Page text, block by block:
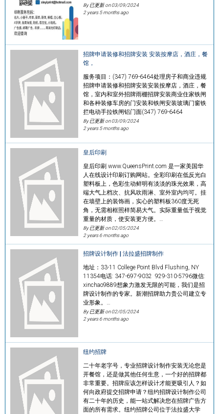
By 已更新 on03/09/2024
2 years 5 months ago
招牌申请装修和招牌安装 安装按摩店，酒庄，餐
馆，
服务项目：(347) 769-6464处理房子和商业违规
招牌申请装修和招牌安装安装按摩店，酒庄，餐
馆，室内和室外招牌雨棚招牌安装商业住家铁闸
和各种装修车房的门安装和铁闸安装玻璃门窗铁
拦电动手拉铁闸铝门面(347) 769-6464
By 已更新 on03/09/2024
2 years 5 months ago
皇后印刷
皇后印刷 www.QueensPrint.com 是一家美国华
人在线设计印刷订购网站。全彩印刷在低反光白
塑料板上，色彩生动鲜明有淡淡的珠光效果，高
端大气上档次、抗风吹雨淋、室外室内均可。挂
在墙壁上的装饰画，实心的塑料板360度无死
角，无需相框照样简易大气。实际重量低于视觉
重量的材质，使安装更方便。…
By 已更新 on02/05/2024
2 years 6 months ago
招牌设计制作 | 法拉盛招牌制作
地址：33-11 College Point Blvd Flushing, NY
11354电话: 347-697-9032 929-310-5796微信:
xinchao9889想象力激发无限的可能，我们是招
牌设计制作的专家。新潮招牌助力贵公司建立专
业形象。…
By 已更新 on02/05/2024
2 years 6 months ago
纽约招牌
二十年老字号，专业招牌设计制作安装无论您是
开餐馆，还是做其他任何生意，一个好的招牌都
非常重要。招牌应该怎样设计才能更吸引人？如
何向政府提交招牌申请？纽约招牌设计制作公司
有二十年的历史，能一站式解决您在招牌广告方
面的所有需求。纽约招牌公司位于法拉盛大学